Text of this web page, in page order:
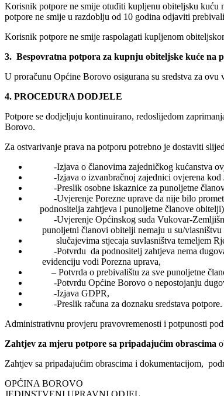
Korisnik potpore ne smije otuđiti kupljenu obiteljsku kuću
potpore ne smije u razdoblju od 10 godina odjaviti
Korisnik potpore ne smije raspolagati kupljenom
3. Bespovratna potpora za kupnju obiteljske kuće na
U proračunu Općine Borovo osigurana su sredstva za
4. PROCEDURA DODJELE
Potpore se dodjeljuju kontinuirano, redoslijedom
Borovo.
Za ostvarivanje prava na potporu potrebno je dostaviti
-Izjava o članovima zajedničkog kućanstva
-Izjava o izvanbračnoj zajednici ovjerena kod
-Preslik osobne iskaznice za punoljetne
-Uvjerenje Porezne uprave da nije bilo
podnositelja zahtjeva i punoljetne članove
-Uvjerenje Općinskog suda Vukovar-
punoljetni članovi obitelji nemaju u su/vlasništvu
slučajevima stjecaja suvlasništva temeljem
-Potvrdu da podnositelj zahtjeva nema
evidenciju vodi Porezna uprava,
– Potvrda o prebivalištu za sve punoljetne
-Potvrdu Općine Borovo o nepostojanju
-Izjava GDPR,
-Preslik računa za doznaku sredstava potpore.
Administrativnu provjeru pravovremenosti i potpunosti
Zahtjev za mjeru potpore sa pripadajućim obrascima
Zahtjev sa pripadajućim obrascima i dokumentacijom,
OPĆINA BOROVO
JEDINSTVENI UPRAVNI ODJEL